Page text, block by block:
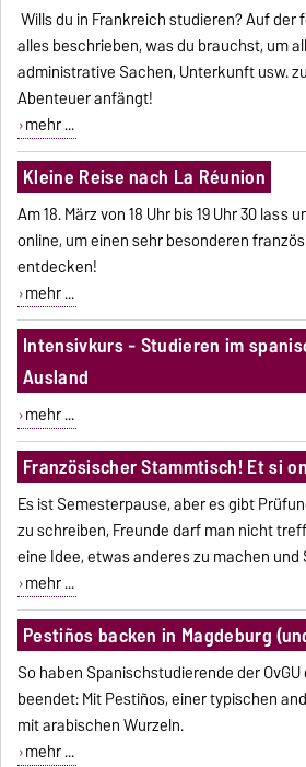
Wills du in Frankreich studieren? Auf
alles beschrieben, was du brauchst, um
administrative Sachen, Unterkunft usw.
Abenteuer anfängt!
mehr ...
Kleine Reise nach La Réunion
Am 18. März von 18 Uhr bis 19 Uhr 30 lass
online, um einen sehr besonderen
entdecken!
mehr ...
Intensivkurs - Studieren im
Ausland
mehr ...
Französischer Stammtisch! Et si
Es ist Semesterpause, aber es gibt
zu schreiben, Freunde darf man nicht
eine Idee, etwas anderes zu machen und
mehr ...
Pestiños backen in Magdeburg
So haben Spanischstudierende der
beendet: Mit Pestiños, einer typischen
mit arabischen Wurzeln.
mehr ...